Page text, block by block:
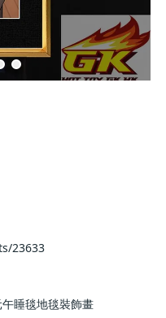
23633
次元午睡毯地毯裝飾畫